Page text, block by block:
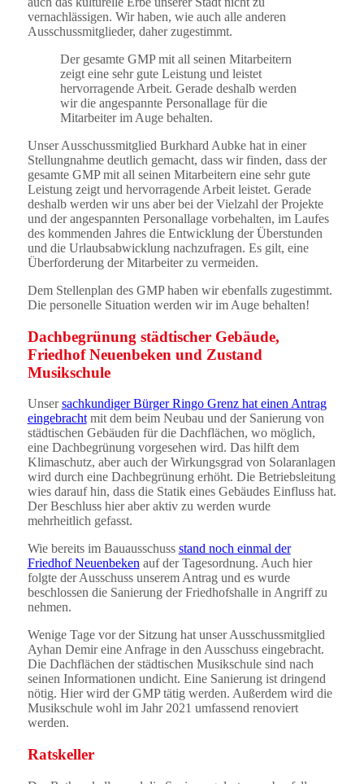
vernachlässigen. Wir haben, wie auch alle anderen
Ausschussmitglieder, daher zugestimmt.
Der gesamte GMP mit all seinen Mitarbeitern
zeigt eine sehr gute Leistung und leistet
hervorragende Arbeit. Gerade deshalb werden
wir die angespannte Personallage für die
Mitarbeiter im Auge behalten.
Unser Ausschussmitglied Burkhard Aubke hat in einer
Stellungnahme deutlich gemacht, dass wir finden, dass der
gesamte GMP mit all seinen Mitarbeitern eine sehr gute
Leistung zeigt und hervorragende Arbeit leistet. Gerade
deshalb werden wir uns aber bei der Vielzahl der Projekte
und der angespannten Personallage vorbehalten, im Laufes
des kommenden Jahres die Entwicklung der Überstunden
und die Urlaubsabwicklung nachzufragen. Es gilt, eine
Überforderung der Mitarbeiter zu vermeiden.
Dem Stellenplan des GMP haben wir ebenfalls zugestimmt.
Die personelle Situation werden wir im Auge behalten!
Dachbegrünung städtischer Gebäude,
Friedhof Neuenbeken und Zustand
Musikschule
Unsersachkundiger Bürger Ringo Grenz hat einen Antrag
eingebrachtmit dem beim Neubau und der Sanierung von
städtischen Gebäuden für die Dachflächen, wo möglich,
eine Dachbegrünung vorgesehen wird. Das hilft dem
Klimaschutz, aber auch der Wirkungsgrad von Solaranlagen
wird durch eine Dachbegrünung erhöht. Die Betriebsleitung
wies darauf hin, dass die Statik eines Gebäudes Einfluss hat.
Der Beschluss hier aber aktiv zu werden wurde
mehrheitlich gefasst.
Wie bereits im Bauausschuss stand noch einmal der
Friedhof Neuenbekenauf der Tagesordnung. Auch hier
folgte der Ausschuss unserem Antrag und es wurde
beschlossen die Sanierung der Friedhofshalle in Angriff zu
nehmen.
Wenige Tage vor der Sitzung hat unser Ausschussmitglied
Ayhan Demir eine Anfrage in den Ausschuss eingebracht.
Die Dachflächen der städtischen Musikschule sind nach
seinen Informationen undicht. Eine Sanierung ist dringend
nötig. Hier wird der GMP tätig werden. Außerdem wird die
Musikschule wohl im Jahr 2021 umfassend renoviert
werden.
Ratskeller